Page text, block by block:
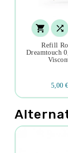
 
Refill
Dreamtouch
5,00 €